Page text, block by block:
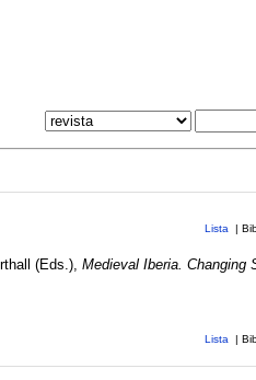
Lista |
(Eds.), Medieval Iberia. Changing
Lista |